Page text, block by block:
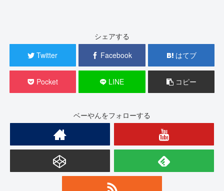
シェアする
Twitter
Facebook はてブ
Pocket LINE コピー
ベーやんをフォローする